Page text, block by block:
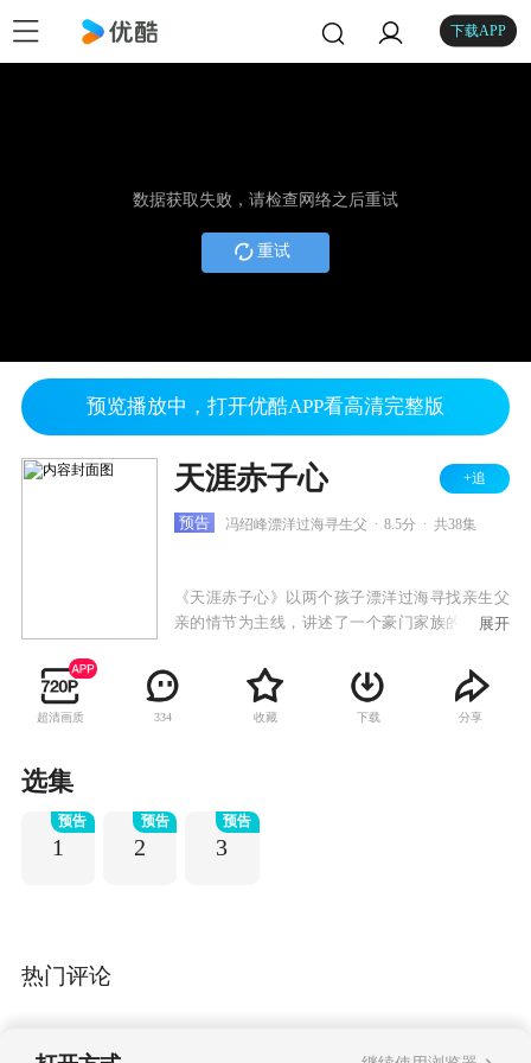
下载APP
数据获取失败，请检查网络之后重试
重试
预览播放中，打开优酷APP看高清完整版
天涯赤子心 +追
预告 冯绍峰漂洋过海寻生父 8.5分 共38集
《天涯赤子心》以两个孩子漂洋过海寻找亲生父
亲的情节为主线，讲述了一个豪门家族的恩怨是
剧，被媒体誉为“重磅催泪弹”。剧中主人公小君
和小杰在母亲和外婆相继辞世后，为了寻找父亲
郑世贤，千里迢迢跨越台湾海峡来到厦门，经历
展开
超清画质 334 收藏 下载 分享
选集
1
预告
2
预告
3
预告
热门评论